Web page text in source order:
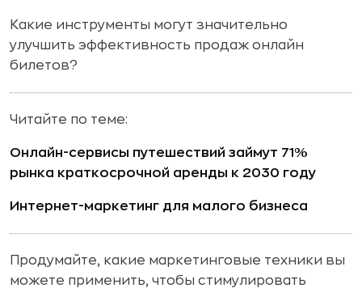
Какие инструменты могут значительно
улучшить эффективность продаж онлайн
билетов?
Читайте по теме:
Онлайн-сервисы путешествий займут 71%
рынка краткосрочной аренды к 2030 году
Интернет-маркетинг для малого бизнеса
Продумайте, какие маркетинговые техники вы
можете применить, чтобы стимулировать